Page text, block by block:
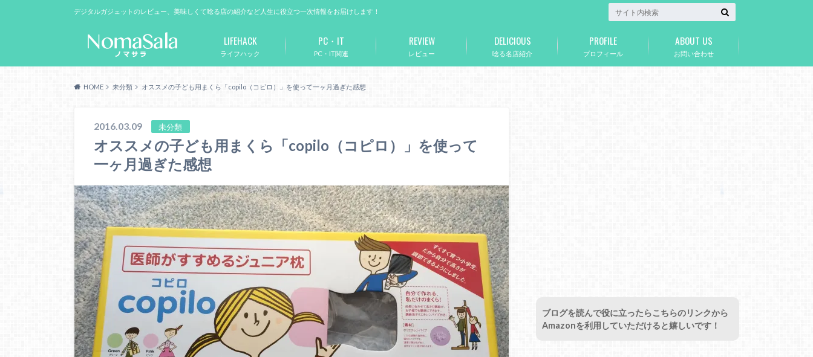
デジタルガジェットのレビュー、美味しくて唸る店の紹介など人生に役立つ一次情報をお届けします！
ライフハック
LIFEHACK
PC・IT関連
PC・IT
レビュー
REVIEW
唸る名店紹介
DELICIOUS
プロフィール
PROFILE
お問い合わせ
ABOUT US
HOME 未分類 オススメの子ども用まくら「copilo（コピロ）」を使って一ヶ月過ぎた感想
2016.03.09 未分類
オススメの子ども用まくら「copilo（コピロ）」を使って
一ヶ月過ぎた感想
ブログを読んで役に立ったらこちらのリンクから
Amazonを利用していただけると嬉しいです！